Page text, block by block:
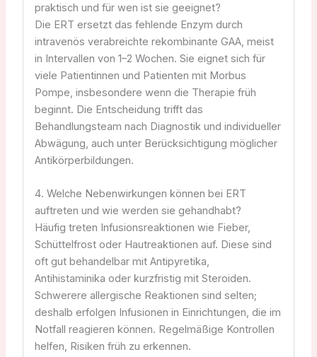
praktisch und für wen ist sie geeignet?
Die ERT ersetzt das fehlende Enzym durch
intravenös verabreichte rekombinante GAA, meist
in Intervallen von 1–2 Wochen. Sie eignet sich für
viele Patientinnen und Patienten mit Morbus
Pompe, insbesondere wenn die Therapie früh
beginnt. Die Entscheidung trifft das
Behandlungsteam nach Diagnostik und individueller
Abwägung, auch unter Berücksichtigung möglicher
Antikörperbildungen.
4. Welche Nebenwirkungen können bei ERT
auftreten und wie werden sie gehandhabt?
Häufig treten Infusionsreaktionen wie Fieber,
Schüttelfrost oder Hautreaktionen auf. Diese sind
oft gut behandelbar mit Antipyretika,
Antihistaminika oder kurzfristig mit Steroiden.
Schwerere allergische Reaktionen sind selten;
deshalb erfolgen Infusionen in Einrichtungen, die im
Notfall reagieren können. Regelmäßige Kontrollen
helfen, Risiken früh zu erkennen.